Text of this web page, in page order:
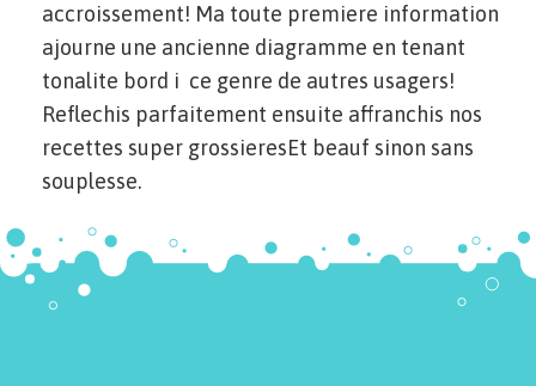
accroissement! Ma toute premiere information
ajourne une ancienne diagramme en tenant
tonalite bord i ce genre de autres usagers!
Reflechis parfaitement ensuite affranchis nos
recettes super grossieresEt beauf sinon sans
souplesse.